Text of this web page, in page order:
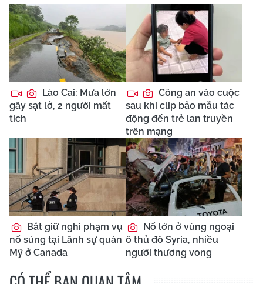
Lào Cai: Mưa lớn
gây sạt lở, 2 người mất
tích
Công an vào cuộc
sau khi clip bảo mẫu tác
động đến trẻ lan truyền
trên mạng
Bắt giữ nghi phạm vụ
nổ súng tại Lãnh sự quán
Mỹ ở Canada
Nổ lớn ở vùng ngoại
ô thủ đô Syria, nhiều
người thương vong